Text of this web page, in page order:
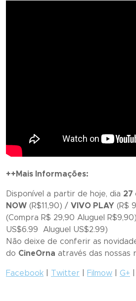
++Mais Informações:
Disponível a partir de hoje, dia 27
NOW (R$11,90) / VIVO PLAY (R$
(Compra R$ 29,90 Aluguel
US$6.99 Aluguel US$2.99)
Não deixe de conferir as
do CineOrna através das nossas
Facebook Twitter Filmow G+